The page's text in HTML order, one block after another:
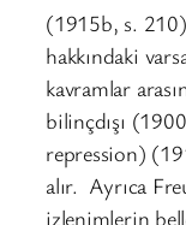
(1915b, s.
hakkındaki
kavramlar
bilinçdışı
repression)
alır. Ayrıca
izlenimlerin